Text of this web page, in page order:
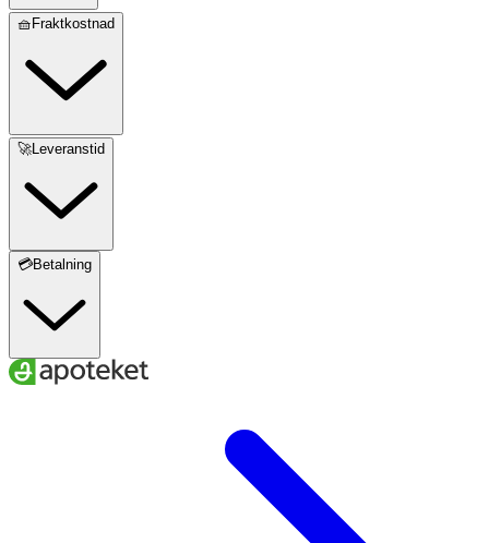
🧺Fraktkostnad
🚀Leveranstid
💳Betalning